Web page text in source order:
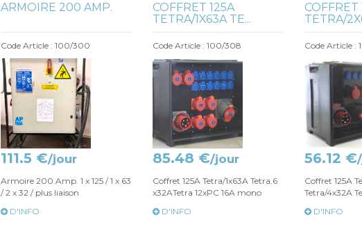
ARMOIRE 200 AMP.
Code Article : 100/300
111.5 €/jour
Armoire 200 Amp. 1 x 125 / 1 x 63
/ 2 x 32 / plus liaison
D'INFO
COFFRET 125A
TETRA/1X63A TE...
Code Article : 100/308
85.48 €/jour
Coffret 125A Tetra/1x63A Tetra.6
x32ATetra 12xPC 16A mono
D'INFO
COFFRET
TETRA/
Code Article :
56.12 €
Coffret 125A
Tetra/4x32A
D'INFO